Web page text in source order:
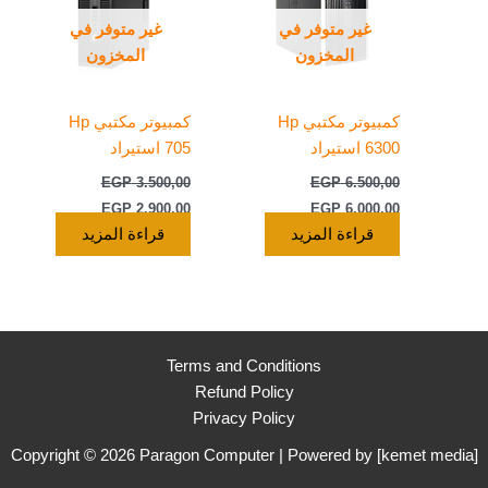
غير متوفر في
المخزون
كمبيوتر مكتبي Hp
6300 استيراد
EGP6.500,00
EGP6.000,00
قراءة المزيد
غير متوفر في
المخزون
كمبيوتر مكتبي Hp
705 استيراد
EGP3.500,00
EGP2.900,00
قراءة المزيد
Terms and Conditions
Refund Policy
Privacy Policy
Copyright © 2026 Paragon Computer | Powered by [kemet media]